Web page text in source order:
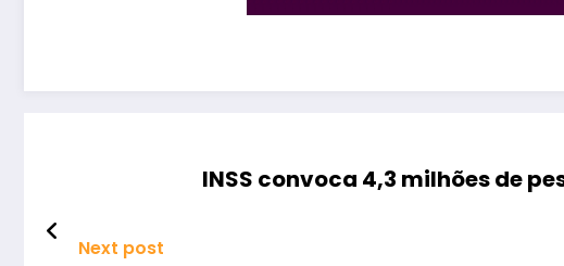
INSS convoca 4,3 milhões de
Next post